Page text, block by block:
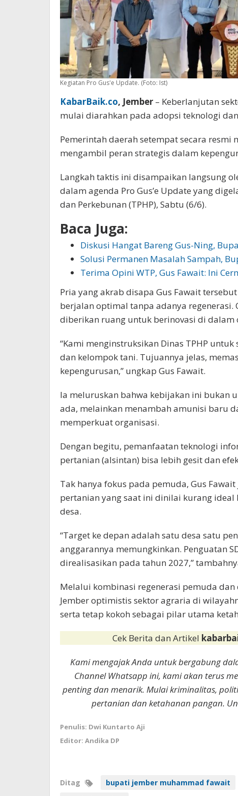
Kegiatan Pro Gus'e Update. (Foto: Ist)
KabarBaik.co, Jember – Keberlanjutan
mulai diarahkan pada adopsi teknologi
Pemerintah daerah setempat secara
mengambil peran strategis dalam
Langkah taktis ini disampaikan langsung
dalam agenda Pro Gus’e Update yang
dan Perkebunan (TPHP), Sabtu (6/6).
Baca Juga:
Diskusi Hangat Bareng Gus-Ning,
Solusi Permanen Masalah Sampah,
Terima Opini WTP, Gus Fawait: Ini
Pria yang akrab disapa Gus Fawait
berjalan optimal tanpa adanya regenerasi.
diberikan ruang untuk berinovasi di dalam
“Kami menginstruksikan Dinas TPHP
dan kelompok tani. Tujuannya jelas,
kepengurusan,” ungkap Gus Fawait.
Ia meluruskan bahwa kebijakan ini bukan
ada, melainkan menambah amunisi baru
memperkuat organisasi.
Dengan begitu, pemanfaatan teknologi
pertanian (alsintan) bisa lebih gesit dan
Tak hanya fokus pada pemuda, Gus
pertanian yang saat ini dinilai kurang
desa.
“Target ke depan adalah satu desa satu
anggarannya memungkinkan. Penguatan
direalisasikan pada tahun 2027,”
Melalui kombinasi regenerasi pemuda
Jember optimistis sektor agraria di
serta tetap kokoh sebagai pilar utama
Cek Berita dan Artikel
Kami mengajak Anda untuk bergabung
Channel Whatsapp ini, kami akan terus
penting dan menarik. Mulai kriminalitas,
pertanian dan ketahanan pangan.
Penulis: Dwi Kuntarto Aji
Editor: Andika DP
Ditag bupati jember muhammad fawait